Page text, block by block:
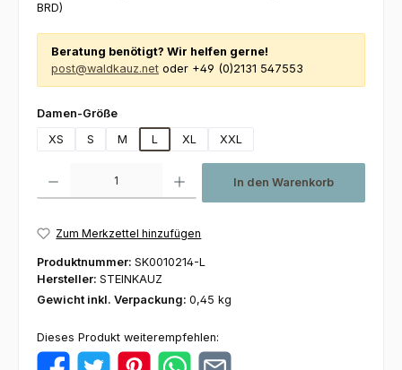
BRD)
Beratung benötigt? Wir helfen gerne!
post@waldkauz.net oder +49 (0)2131 547553
Damen-Größeauswählen
XS
S M L XL XXL
In den Warenkorb
Zum Merkzettel hinzufügen
Produktnummer: SK0010214-L
Hersteller: STEINKAUZ
Gewicht inkl. Verpackung: 0,45 kg
Dieses Produkt weiterempfehlen: